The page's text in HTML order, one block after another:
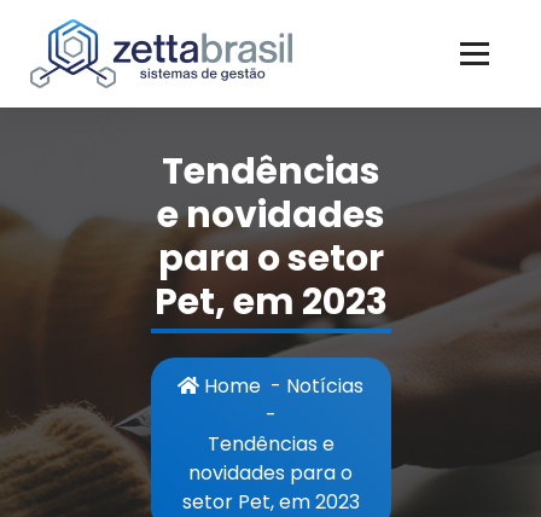
content
Tendências
e novidades
para o setor
Pet, em 2023
Home - Notícias
-
Tendências e
novidades para o
setor Pet, em 2023